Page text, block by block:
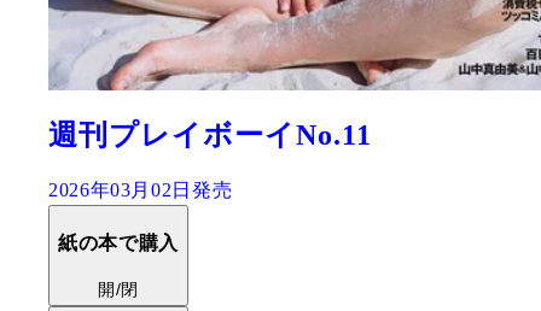
週刊プレイボーイNo.11
2026年03月02日発売
紙の本で購入
開/閉